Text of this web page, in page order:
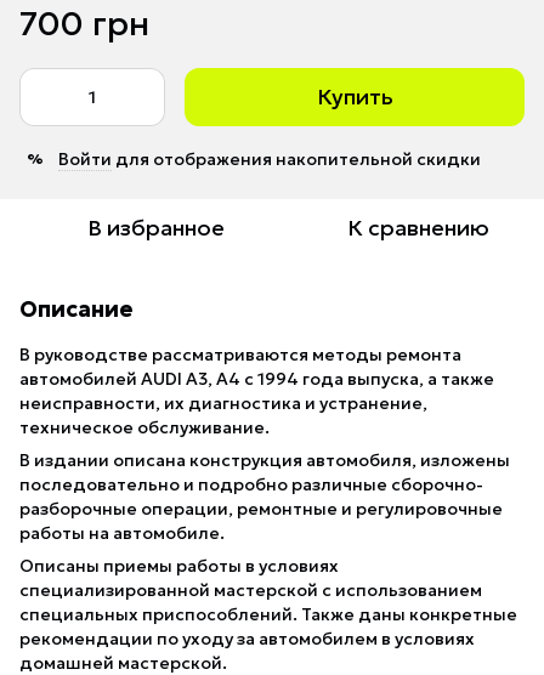
700 грн
Купить
% Войти для отображения накопительной скидки
В избранное К сравнению
Описание
В руководстве рассматриваются методы ремонта
автомобилей AUDI A3, A4 с 1994 года выпуска, а также
неисправности, их диагностика и устранение,
техническое обслуживание.
В издании описана конструкция автомобиля, изложены
последовательно и подробно различные сборочно-
разборочные операции, ремонтные и регулировочные
работы на автомобиле.
Описаны приемы работы в условиях
специализированной мастерской с использованием
специальных приспособлений. Также даны конкретные
рекомендации по уходу за автомобилем в условиях
домашней мастерской.